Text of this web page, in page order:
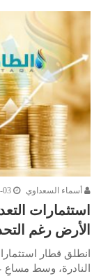
أسماء السعداوي 03
استثمارات
الأرض رغم
انطلق قطار
النادرة، وسط مساعٍ